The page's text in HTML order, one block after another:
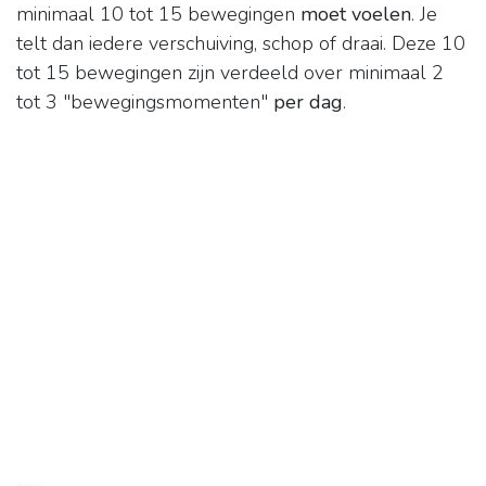
minimaal 10 tot 15 bewegingen moet voelen. Je
telt dan iedere verschuiving, schop of draai. Deze 10
tot 15 bewegingen zijn verdeeld over minimaal 2
tot 3 "bewegingsmomenten" per dag.